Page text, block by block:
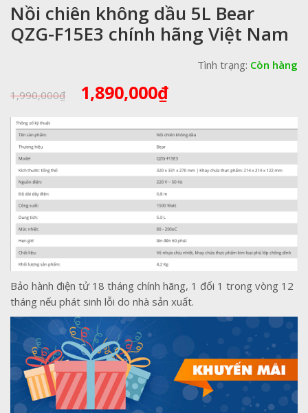
Nồi chiên không dầu 5L Bear
QZG-F15E3 chính hãng Việt Nam
Tình trạng: Còn hàng
1,990,000₫ Giá
gốc
là:
1,990,000₫.
1,890,000₫Giá
tại
là:
1,890,000₫.
Bảo hành điện tử 18 tháng chính hãng, 1 đổi 1 trong vòng 12
tháng nếu phát sinh lỗi do nhà sản xuất.